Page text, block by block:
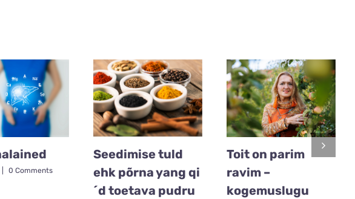
0 Comments
Seedimise tuld
ehk põrna yang qi
´d toetava pudru
Toit on parim
ravim –
kogemuslugu